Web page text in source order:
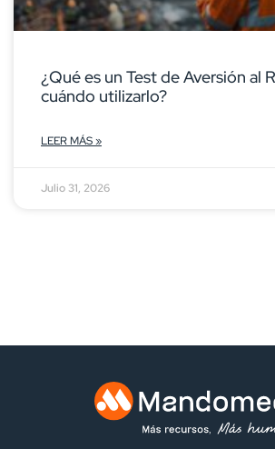
¿Qué es un Test de Aversión al
cuándo utilizarlo?
LEER MÁS »
Julio 31, 2026